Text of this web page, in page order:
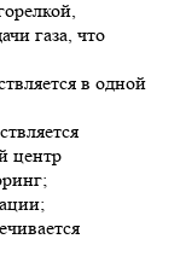
газа, что
в одной
центр